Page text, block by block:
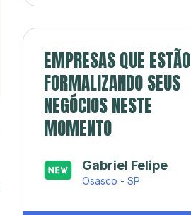
EMPRESAS QUE ESTÃO
FORMALIZANDO SEUS
NEGÓCIOS NESTE
MOMENTO
Gabriel Felipe
Osasco - SP